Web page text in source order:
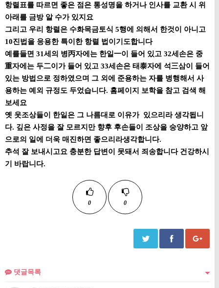
항렬표를 따르면 좋은 점은 통성명을 하거나 인사를 교환 시 위
아래를 금방 알 수가 있지요
그리고 우리 항렬은 수화목금토식 5행에 의해서 한것이 아니고
10진법을 응용한 특이한 항렬 법이기도합니다
예를들면 31세의 병丙자에는 한일一이 들어 있고 32세손은 중
重자에는 두二이가 들어 있고 33세손은 태泰자에 석三삼이 들어
있는 방법으로 정하였으며 그 외에 준용하는 자를 병행해서 사
용하는 예외 규정도 두었습니다. 홈페이지 보학을 참고 검색 해
보세요
옛 웃조상들이 한일은 그 나름대로 이유가 있으리라 생각됩니
다. 깊은 사정을 잘 모르지만 향후 후손들이 조상을 숭양하고 앞
으로의 일에 더욱 매진하면 좋으리라생각합니다.
추석 잘 보내시고요 충분한 답변이 못돼서 죄송합니다 건강하시
기 바랍니다.
0 0
댓글목록